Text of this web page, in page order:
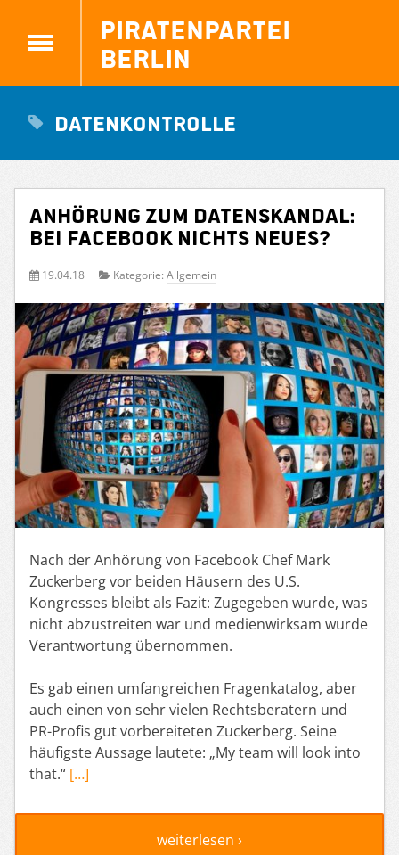
Piratenpartei
Berlin
Datenkontrolle
Anhörung zum Datenskandal:
Bei Facebook nichts Neues?
19.04.18 Kategorie: Allgemein
Nach der Anhörung von Facebook Chef Mark
Zuckerberg vor beiden Häusern des U.S.
Kongresses bleibt als Fazit: Zugegeben wurde, was
nicht abzustreiten war und medienwirksam wurde
Verantwortung übernommen.
Es gab einen umfangreichen Fragenkatalog, aber
auch einen von sehr vielen Rechtsberatern und
PR-Profis gut vorbereiteten Zuckerberg. Seine
häufigste Aussage lautete: „My team will look into
that.“ […]
weiterlesen ›